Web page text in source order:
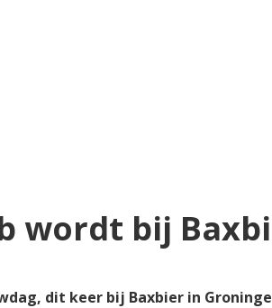
wordt bij
dit keer bij Baxbier in